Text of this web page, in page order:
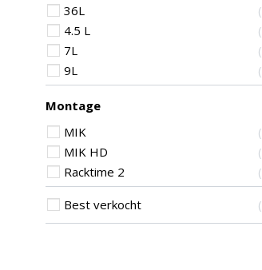
36L
4.5 L
7L
9L
Montage
MIK
MIK HD
Racktime 2
Best verkocht